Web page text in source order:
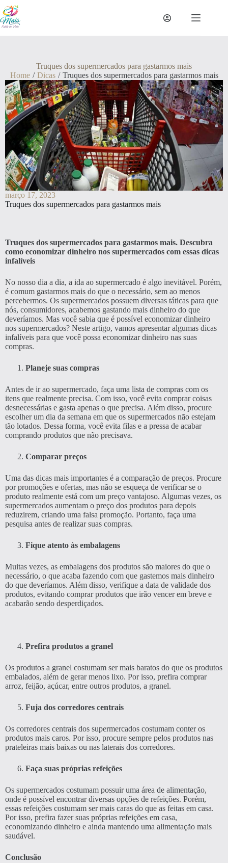
Truques dos supermercados para gastarmos mais
Home / Dicas / Truques dos supermercados para gastarmos mais
março 17, 2023
Truques dos supermercados para gastarmos mais
Truques dos supermercados para gastarmos mais. Descubra
como economizar dinheiro nos supermercados com essas dicas
infalíveis
No nosso dia a dia, a ida ao supermercado é algo inevitável. Porém,
é comum gastarmos mais do que o necessário, sem ao menos
percebermos. Os supermercados possuem diversas táticas para que
nós, consumidores, acabemos gastando mais dinheiro do que
deveríamos. Mas você sabia que é possível economizar dinheiro
nos supermercados? Neste artigo, vamos apresentar algumas dicas
infalíveis para que você possa economizar dinheiro nas suas
compras.
Planeje suas compras
Antes de ir ao supermercado, faça uma lista de compras com os
itens que realmente precisa. Com isso, você evita comprar coisas
desnecessárias e gasta apenas o que precisa. Além disso, procure
escolher um dia da semana em que os supermercados não estejam
tão lotados. Dessa forma, você evita filas e a pressa de acabar
comprando produtos que não precisava.
Comparar preços
Uma das dicas mais importantes é a comparação de preços. Procure
por promoções e ofertas, mas não se esqueça de verificar se o
produto realmente está com um preço vantajoso. Algumas vezes, os
supermercados aumentam o preço dos produtos para depois
reduzirem, criando uma falsa promoção. Portanto, faça uma
pesquisa antes de realizar suas compras.
Fique atento às embalagens
Muitas vezes, as embalagens dos produtos são maiores do que o
necessário, o que acaba fazendo com que gastemos mais dinheiro
do que deveríamos. Além disso, verifique a data de validade dos
produtos, evitando comprar produtos que irão vencer em breve e
acabarão sendo desperdiçados.
Prefira produtos a granel
Os produtos a granel costumam ser mais baratos do que os produtos
embalados, além de gerar menos lixo. Por isso, prefira comprar
arroz, feijão, açúcar, entre outros produtos, a granel.
Fuja dos corredores centrais
Os corredores centrais dos supermercados costumam conter os
produtos mais caros. Por isso, procure sempre pelos produtos nas
prateleiras mais baixas ou nas laterais dos corredores.
Faça suas próprias refeições
Os supermercados costumam possuir uma área de alimentação,
onde é possível encontrar diversas opções de refeições. Porém,
essas refeições costumam ser mais caras do que as feitas em casa.
Por isso, prefira fazer suas próprias refeições em casa,
economizando dinheiro e ainda mantendo uma alimentação mais
saudável.
Conclusão